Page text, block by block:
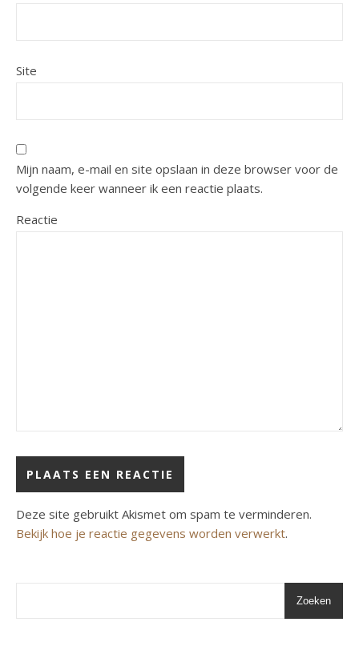
Site
Mijn naam, e-mail en site opslaan in deze browser voor de
volgende keer wanneer ik een reactie plaats.
Reactie
Deze site gebruikt Akismet om spam te verminderen.
Bekijk hoe je reactie gegevens worden verwerkt.
Zoeken